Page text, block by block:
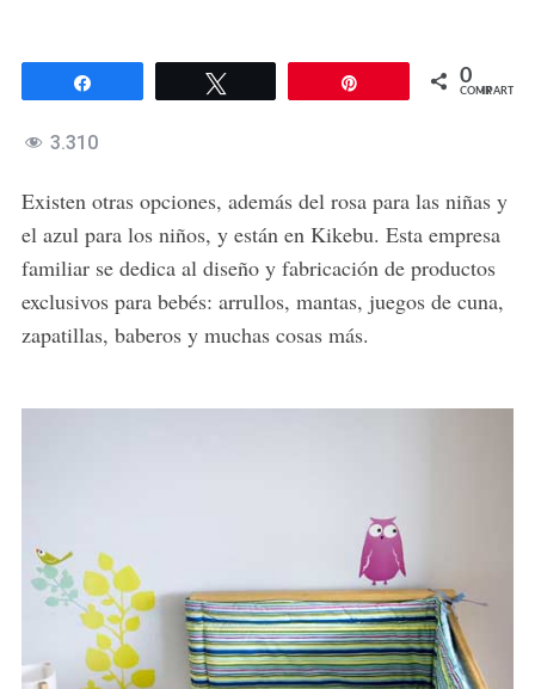
0
COMPARTIR
3.310
Existen otras opciones, además del rosa para las niñas y
el azul para los niños, y están en Kikebu. Esta empresa
familiar se dedica al diseño y fabricación de productos
exclusivos para bebés: arrullos, mantas, juegos de cuna,
zapatillas, baberos y muchas cosas más.